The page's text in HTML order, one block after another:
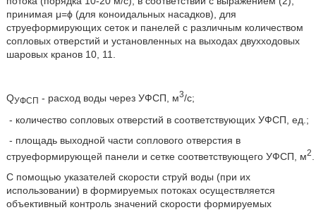
принимая μ=ϕ (для коноидальных насадков), для
струеформирующих сеток и панелей с различным количеством
сопловых отверстий и установленных на выходах двухходовых
шаровых кранов 10, 11.
QУФСП - расход воды через УФСП, м3/с;
- количество сопловых отверстий в соответствующих УФСП, ед.;
- площадь выходной части соплового отверстия в
струеформирующей панели и сетке соответствующего УФСП, м2
С помощью указателей скорости струй воды (при их
использовании) в формируемых потоках осуществляется
объективный контроль значений скорости формируемых